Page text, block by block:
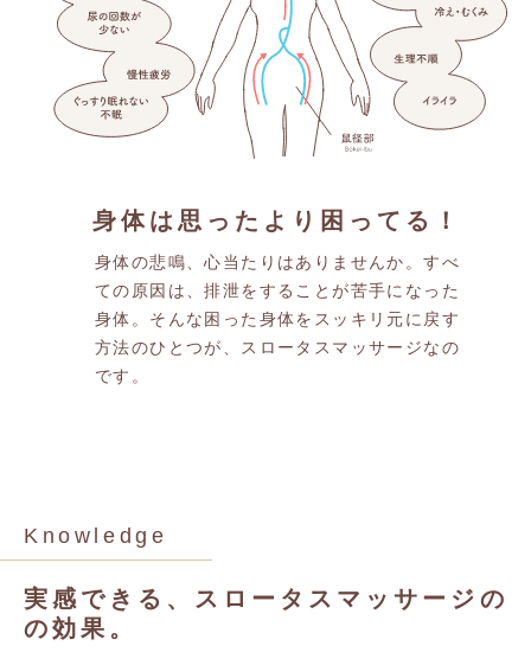
身体は思ったより困ってる！
身体の悲鳴、心当たりはありませんか。すべ
ての原因は、排泄をすることが苦手になった
身体。そんな困った身体をスッキリ元に戻す
方法のひとつが、スロータスマッサージなの
です。
Knowledge
実感できる、スロータスマッサージの
の効果。